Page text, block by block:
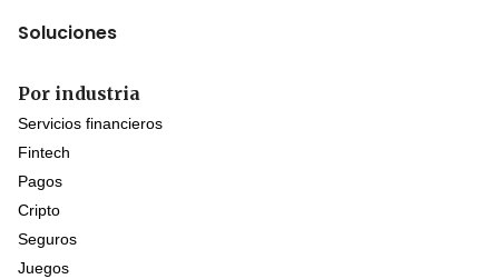
Soluciones
Por industria
Servicios financieros
Fintech
Pagos
Cripto
Seguros
Juegos